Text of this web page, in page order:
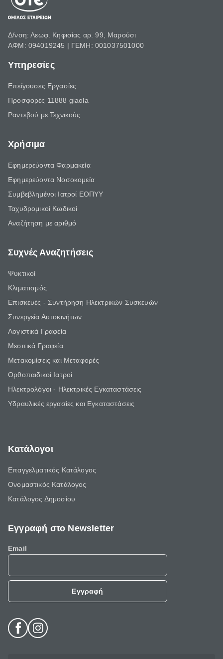
Δ/νση: Λεωφ. Κηφισίας αρ. 99, Μαρούσι
ΑΦΜ: 094019245 | ΓΕΜΗ: 001037501000
Υπηρεσίες
Επείγουσες Εργασίες
Προσφορές 11888 giaola
Ραντεβού με Τεχνικούς
Χρήσιμα
Εφημερεύοντα Φαρμακεία
Εφημερεύοντα Νοσοκομεία
Συμβεβλημένοι Ιατροί ΕΟΠΥΥ
Ταχυδρομικοί Κωδικοί
Αναζήτηση με αριθμό
Συχνές Αναζητήσεις
Ψυκτικοί
Κλιματισμός
Επισκευές - Συντήρηση Ηλεκτρικών Συσκευών
Συνεργεία Αυτοκινήτων
Λογιστικά Γραφεία
Μεσιτικά Γραφεία
Μετακομίσεις και Μεταφορές
Ορθοπαιδικοί Ιατροί
Ηλεκτρολόγοι - Ηλεκτρικές Εγκαταστάσεις
Υδραυλικές εργασίες και Εγκαταστάσεις
Κατάλογοι
Επαγγελματικός Κατάλογος
Ονομαστικός Κατάλογος
Κατάλογος Δημοσίου
Εγγραφή στο Newsletter
Email
Εγγραφή